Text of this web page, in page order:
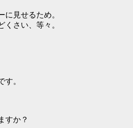
見せるため。
さい、等々。
。
すか？